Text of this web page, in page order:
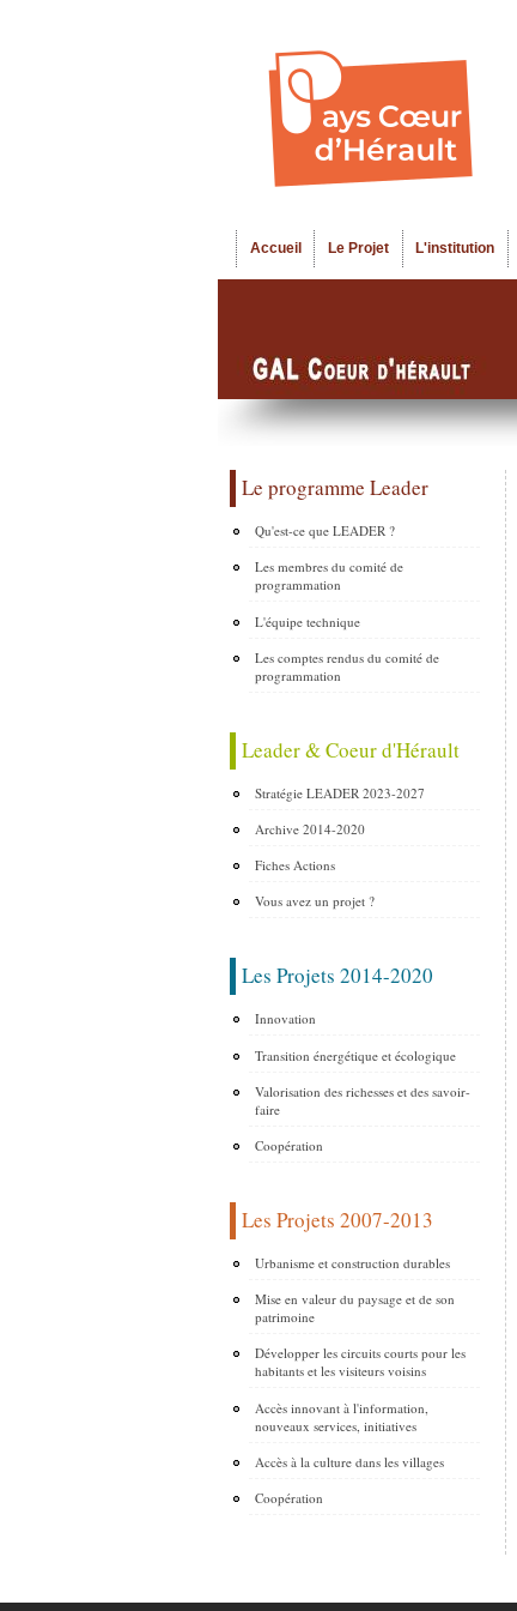
Menu principal
Accueil Le Projet L'institution
Le programme Leader
Qu'est-ce que LEADER ?
Les membres du comité de
programmation
L'équipe technique
Les comptes rendus du comité de
programmation
Leader & Coeur d'Hérault
Stratégie LEADER 2023-2027
Archive 2014-2020
Fiches Actions
Vous avez un projet ?
Les Projets 2014-2020
Innovation
Transition énergétique et écologique
Valorisation des richesses et des savoir-
faire
Coopération
Les Projets 2007-2013
Urbanisme et construction durables
Mise en valeur du paysage et de son
patrimoine
Développer les circuits courts pour les
habitants et les visiteurs voisins
Accès innovant à l'information,
nouveaux services, initiatives
Accès à la culture dans les villages
Coopération